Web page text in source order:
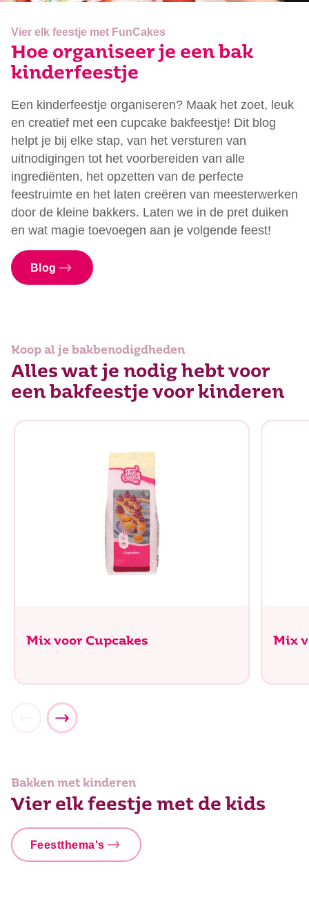
Vier elk feestje met FunCakes
Hoe organiseer je een bak
kinderfeestje
Een kinderfeestje organiseren? Maak het zoet, leuk
en creatief met een cupcake bakfeestje! Dit blog
helpt je bij elke stap, van het versturen van
uitnodigingen tot het voorbereiden van alle
ingrediënten, het opzetten van de perfecte
feestruimte en het laten creëren van meesterwerken
door de kleine bakkers. Laten we in de pret duiken
en wat magie toevoegen aan je volgende feest!
Blog
Koop al je bakbenodigdheden
Alles wat je nodig hebt voor
een bakfeestje voor kinderen
Mix voor Cupcakes Mix
Bakken met kinderen
Vier elk feestje met de kids
Feestthema's